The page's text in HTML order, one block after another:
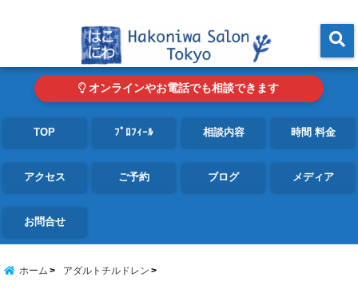
オンラインやお電話でも相談できます
TOP ﾌﾟﾛﾌｨｰﾙ 相談内容 時間 料金
アクセス ご予約 ブログ メディア
お問合せ
ホーム アダルトチルドレン